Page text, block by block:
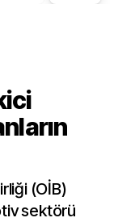
(OİB)
sektörü